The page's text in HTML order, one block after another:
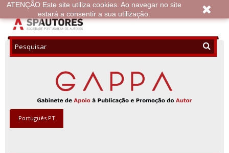
Português PT
ATENÇÃO Este site utiliza cookies. Ao navegar no site
estará a consentir a sua utilização.